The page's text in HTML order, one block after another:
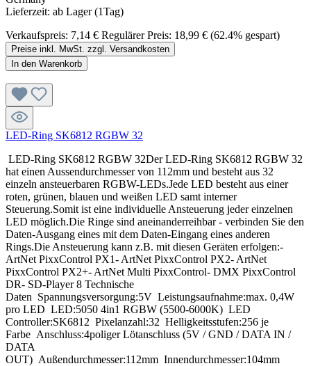
Lieferzeit: ab Lager (1Tag)
Verkaufspreis: 7,14 € Regulärer Preis: 18,99 € (62.4% gespart)
Preise inkl. MwSt. zzgl. Versandkosten
In den Warenkorb
LED-Ring SK6812 RGBW 32
LED-Ring SK6812 RGBW 32Der LED-Ring SK6812 RGBW 32
hat einen Aussendurchmesser von 112mm und besteht aus 32
einzeln ansteuerbaren RGBW-LEDs.Jede LED besteht aus einer
roten, grünen, blauen und weißen LED samt interner
Steuerung.Somit ist eine individuelle Ansteuerung jeder einzelnen
LED möglich.Die Ringe sind aneinanderreihbar - verbinden Sie den
Daten-Ausgang eines mit dem Daten-Eingang eines anderen
Rings.Die Ansteuerung kann z.B. mit diesen Geräten erfolgen:-
ArtNet PixxControl PX1- ArtNet PixxControl PX2- ArtNet
PixxControl PX2+- ArtNet Multi PixxControl- DMX PixxControl
DR- SD-Player 8 Technische
Daten Spannungsversorgung:5V Leistungsaufnahme:max. 0,4W
pro LED LED:5050 4in1 RGBW (5500-6000K) LED
Controller:SK6812 Pixelanzahl:32 Helligkeitsstufen:256 je
Farbe Anschluss:4poliger Lötanschluss (5V / GND / DATA IN /
DATA
OUT) Außendurchmesser:112mm Innendurchmesser:104mm